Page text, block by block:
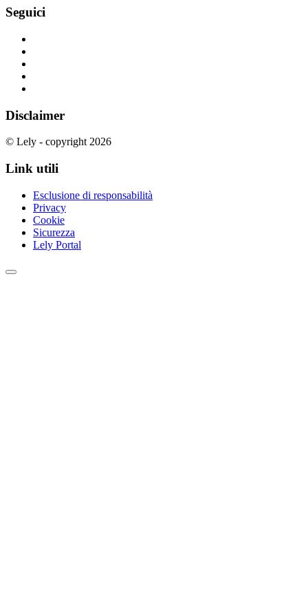
Seguici
Disclaimer
© Lely - copyright 2026
Link utili
Esclusione di responsabilità
Privacy
Cookie
Sicurezza
Lely Portal